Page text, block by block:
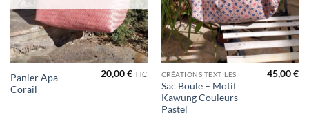
Panier Apa –
Corail
20,00€ TTC CRÉATIONS TEXTILES
Sac Boule – Motif
Kawung Couleurs
Pastel
45,00€